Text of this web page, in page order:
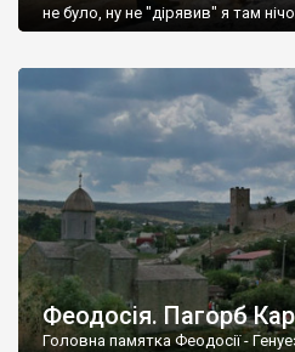
не було, ну не "дірявив" я там
Феодосія. Пагорб
Головна памятка Феодосії -